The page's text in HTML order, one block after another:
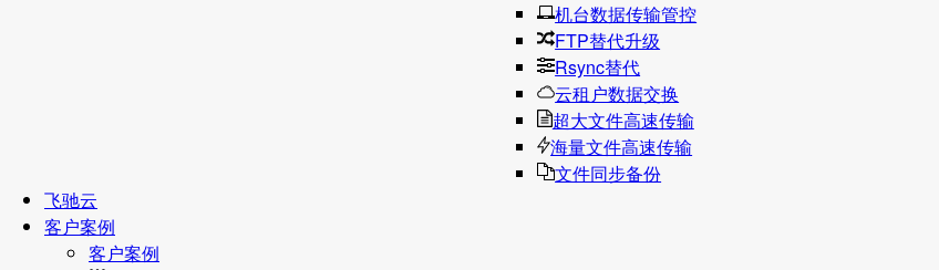
机台数据传输管控
FTP替代升级
Rsync替代
云租户数据交换
超大文件高速传输
海量文件高速传输
文件同步备份
飞驰云
客户案例
客户案例